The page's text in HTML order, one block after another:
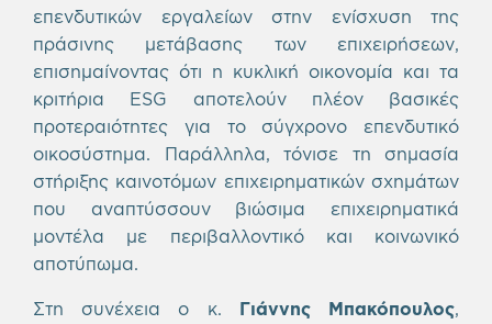
επενδυτικών εργαλείων στην ενίσχυση της
πράσινης μετάβασης των επιχειρήσεων,
επισημαίνοντας ότι η κυκλική οικονομία και τα
κριτήρια ESG αποτελούν πλέον βασικές
προτεραιότητες για το σύγχρονο επενδυτικό
οικοσύστημα. Παράλληλα, τόνισε τη σημασία
στήριξης καινοτόμων επιχειρηματικών σχημάτων
που αναπτύσσουν βιώσιμα επιχειρηματικά
μοντέλα με περιβαλλοντικό και κοινωνικό
αποτύπωμα.
Στη συνέχεια ο κ. Γιάννης Μπακόπουλος,